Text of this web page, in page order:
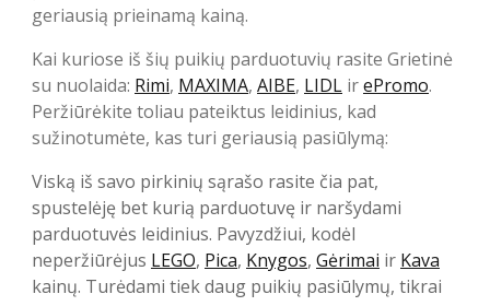
geriausią prieinamą kainą.
Kai kuriose iš šių puikių parduotuvių rasite Grietinė
su nuolaida: Rimi, MAXIMA, AIBE, LIDL irePromo.
Peržiūrėkite toliau pateiktus leidinius, kad
sužinotumėte, kas turi geriausią pasiūlymą:
Viską iš savo pirkinių sąrašo rasite čia pat,
spustelėję bet kurią parduotuvę ir naršydami
parduotuvės leidinius. Pavyzdžiui, kodėl
neperžiūrėjus LEGO, Pica, Knygos, Gėrimai ir Kava
kainų. Turėdami tiek daug puikių pasiūlymų, tikrai